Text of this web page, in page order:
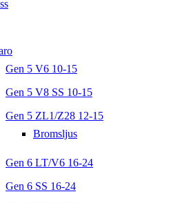
Gen 5 V6 10-15
Gen 5 V8 SS 10-15
Gen 5 ZL1/Z28 12-15
Bromsljus
Gen 6 LT/V6 16-24
Gen 6 SS 16-24